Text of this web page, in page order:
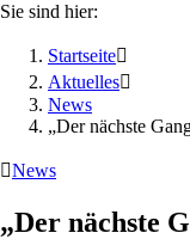
Sie sind hier:
Startseite
Aktuelles
News
„Der nächste
News
„Der nächste